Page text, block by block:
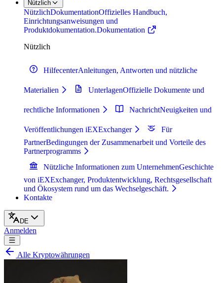
Nützlich
NützlichDokumentationOffizielles Handbuch,
Einrichtungsanweisungen und
Produktdokumentation.Dokumentation
Nützlich
HilfecenterAnleitungen, Antworten und nützliche
Materialien UnterlagenOffizielle Dokumente und
rechtliche Informationen NachrichtNeuigkeiten und
Veröffentlichungen iEXExchanger
Für
PartnerBedingungen der Zusammenarbeit und Vorteile des
Partnerprogramms
Nützliche Informationen zum UnternehmenGeschichte
von iEXExchanger, Produktentwicklung, Rechtsgesellschaft
und Ökosystem rund um das Wechselgeschäft.
Kontakte
DE
Anmelden
Alle Kryptowährungen